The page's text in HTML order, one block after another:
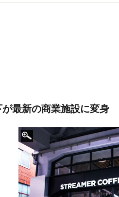
最新の商業施設に変身